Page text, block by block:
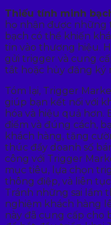
Thiếu tính minh
họ nhận được những
bạch có thể khiến
tin vào thương hiệu.
gửi trigger và cung
tắt hoặc hủy đăng ký
Tóm lại, Trigger
giúp bạn kết nối với
hóa và hiệu quả
điểm và đúng cách,
khách hàng, tăng
thúc đẩy doanh số
công với Trigger
mục tiêu, lựa chọn
thông điệp, và liên
Tránh những sai lầm
nghiệm khách hàng
này đã cung cấp cho